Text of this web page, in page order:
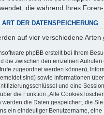
die während Ihres
ART DER DATENSPEICHERUNG
auf vier verschiedene Arten
phpBB erstellt bei Ihrem
die zwischen den einzelnen
zugeordnet werden können),
sind) sowie Informationen
und eine
die Funktion „Alle Cookies
werden die Daten gespeichert, die
ein eindeutiger Benutzername,